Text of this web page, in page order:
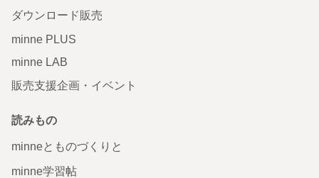
ダウンロード販売
minne PLUS
minne LAB
販売支援企画・イベント
読みもの
minneとものづくりと
minne学習帖